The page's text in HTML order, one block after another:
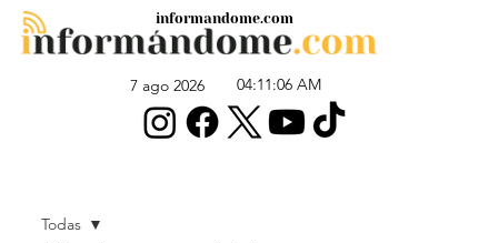
7 ago 2026 04:11:06 AM
informandome.com
Todas